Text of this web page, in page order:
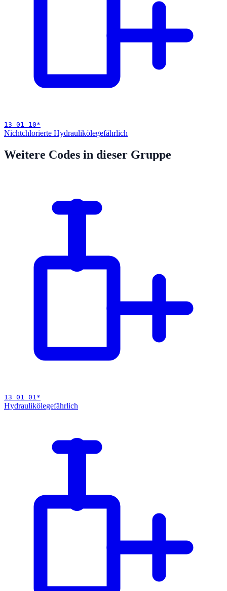
13 01 10*
Nichtchlorierte Hydraulikölegefährlich
Weitere Codes in dieser Gruppe
13 01 01*
Hydraulikölegefährlich